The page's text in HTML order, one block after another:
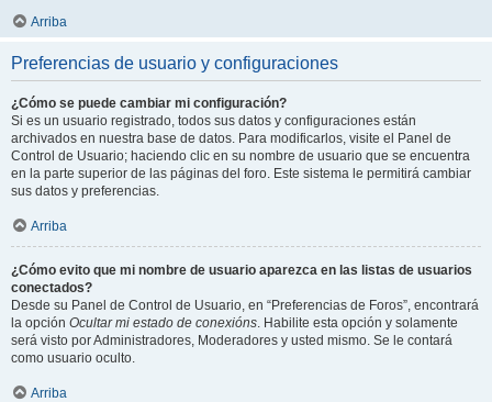
Arriba
Preferencias de usuario y configuraciones
¿Cómo se puede cambiar mi configuración?
Si es un usuario registrado, todos sus datos y configuraciones están
archivados en nuestra base de datos. Para modificarlos, visite el Panel de
Control de Usuario; haciendo clic en su nombre de usuario que se encuentra
en la parte superior de las páginas del foro. Este sistema le permitirá cambiar
sus datos y preferencias.
Arriba
¿Cómo evito que mi nombre de usuario aparezca en las listas de usuarios
conectados?
Desde su Panel de Control de Usuario, en “Preferencias de Foros”, encontrará
la opción Ocultar mi estado de conexións. Habilite esta opción y solamente
será visto por Administradores, Moderadores y usted mismo. Se le contará
como usuario oculto.
Arriba